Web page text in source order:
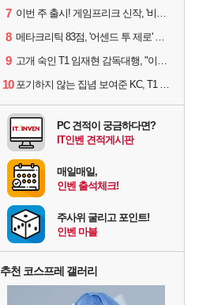
7 이번 주 출시! 게임프리크 신작, '비스트 오브 리인카네이션'
8 메타크리틱 83점, '어센드 투 제로' 정식 출시!
9 고개 숙인 T1 임재현 감독대행, "이른 탈락에 죄송한 마음 뿐"
10 포기하지 않는 집념 보여준 KC, T1 잡았다
PC 견적이 궁금하다면?
IT인벤 견적게시판
매일매일,
인벤 출석체크!
주사위 굴리고 포인트!
인벤 마블
추천 코스프레 갤러리